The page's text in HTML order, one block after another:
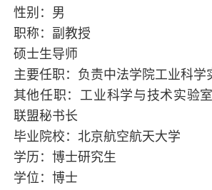
性别：男
职称：副教授
硕士生导师
主要任职：负责中法学院工业科学
其他任职：工业科学与技术实验
联盟秘书长
毕业院校：北京航空航天大学
学历：博士研究生
学位：博士